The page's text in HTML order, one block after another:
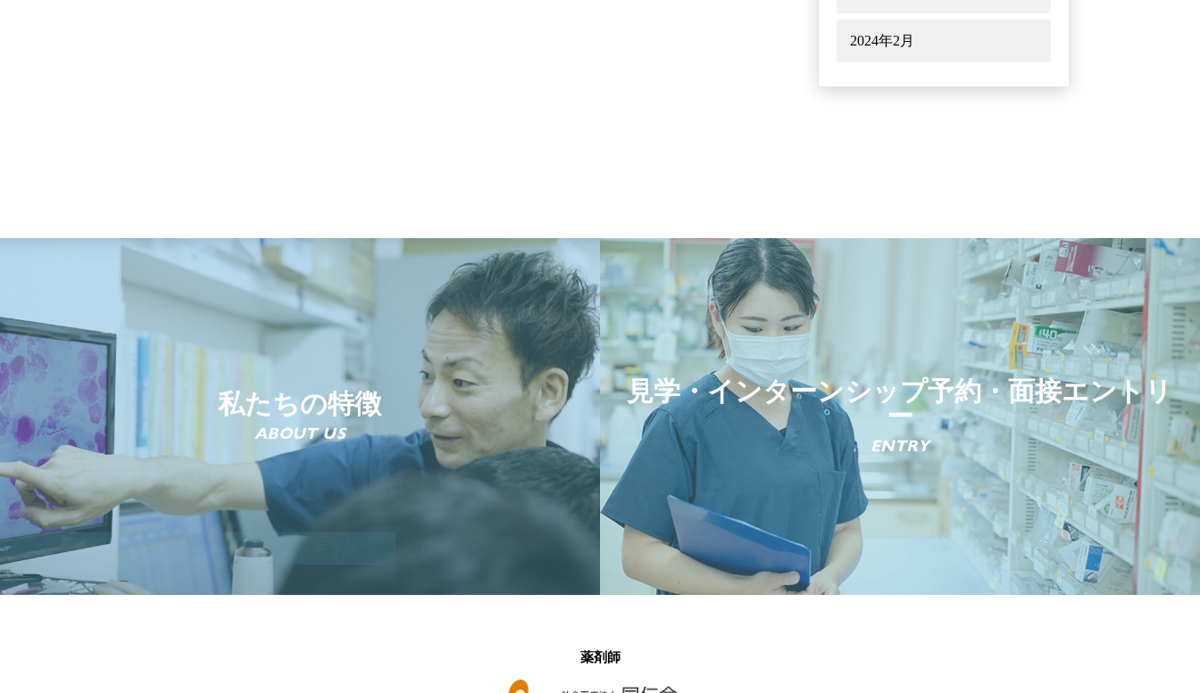
2024年2月
私たちの特徴
ABOUT US
見学・インターンシップ予約・面接エントリ
ー
ENTRY
薬剤師